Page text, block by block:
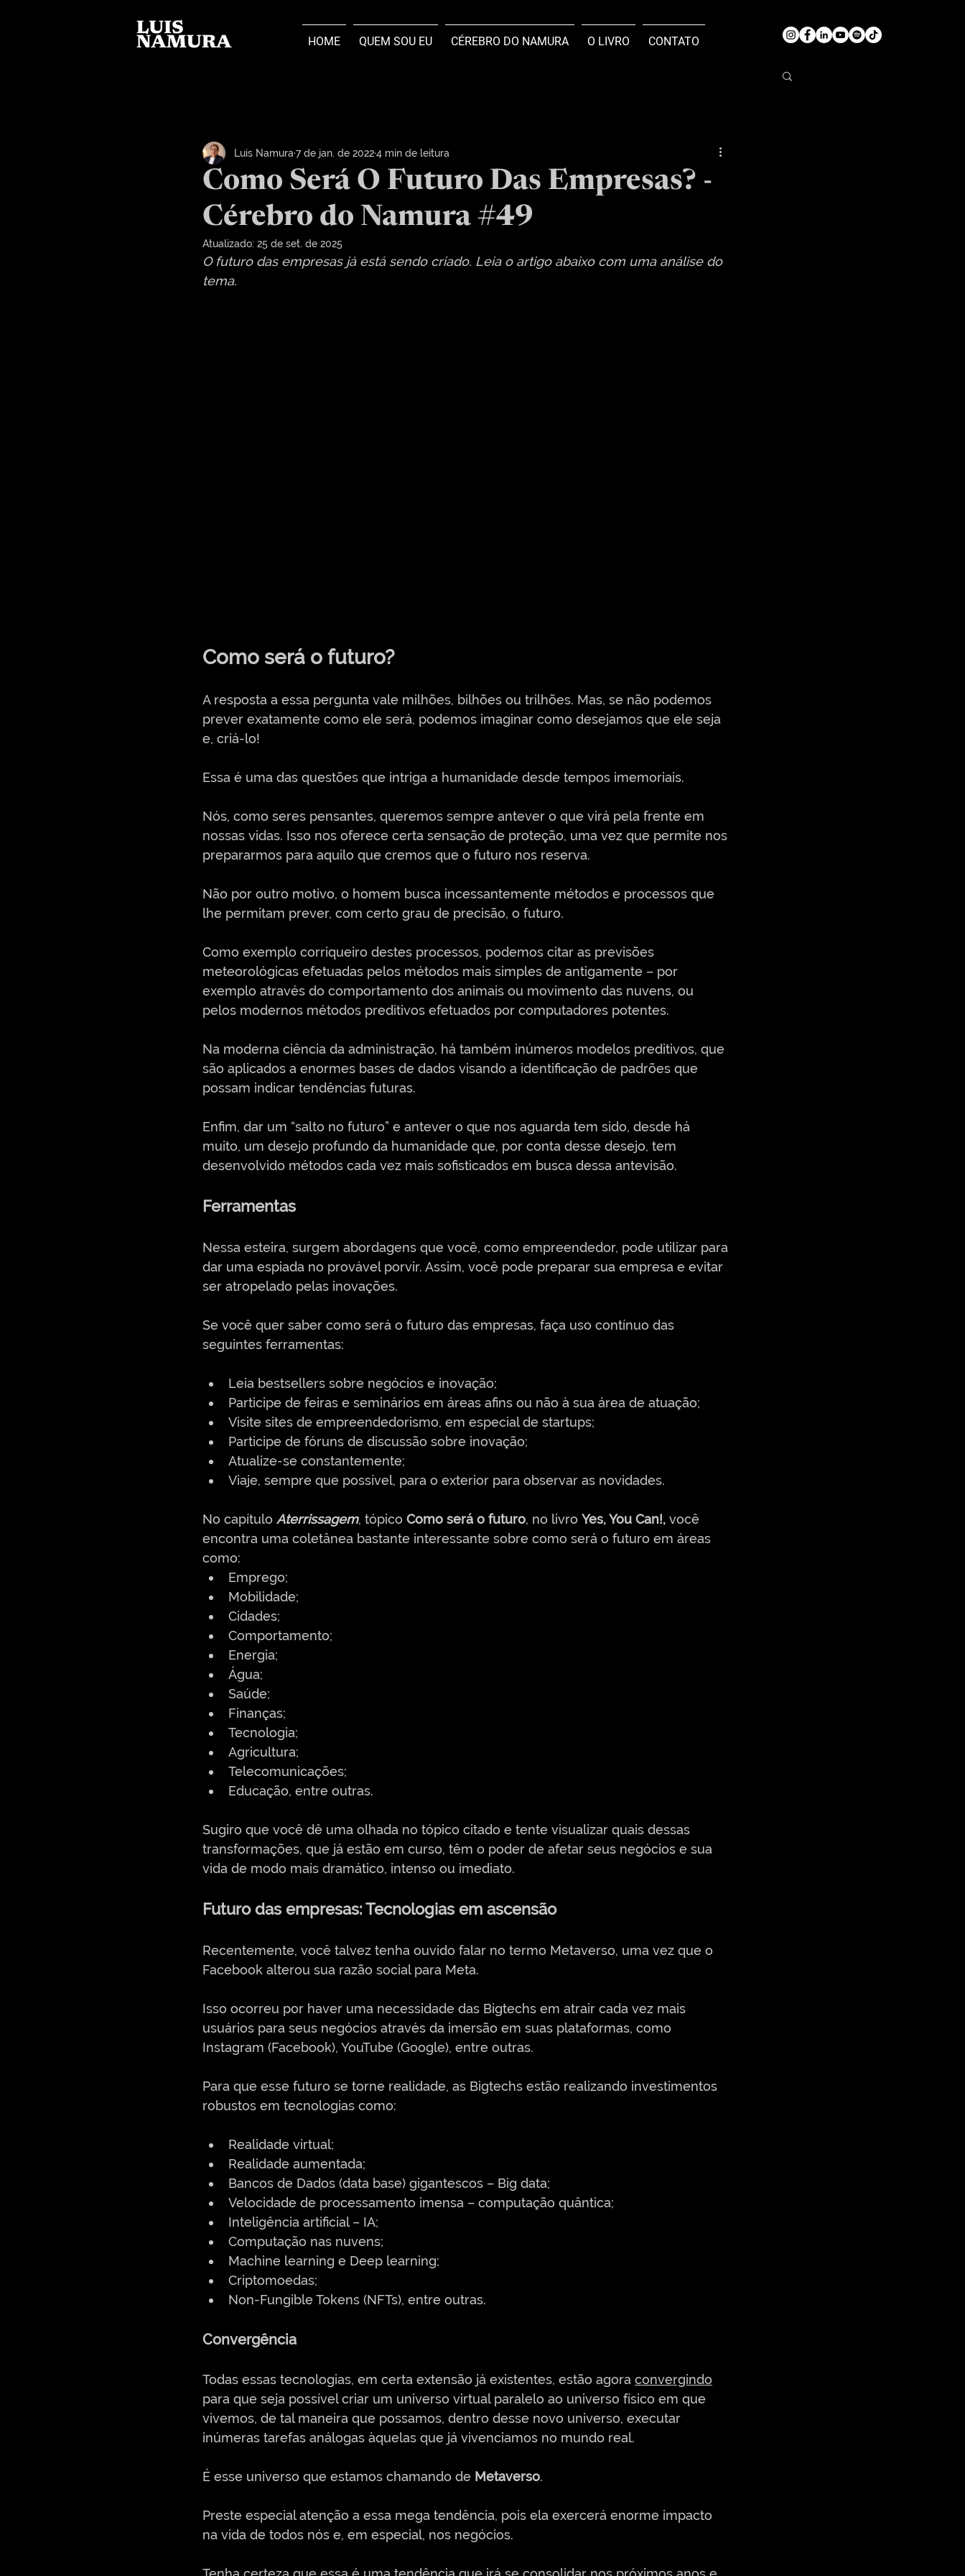
HOME QUEM SOU EU CÉREBRO DO NAMURA O LIVRO CONTATO
Como Será O Futuro Das Empresas? -
Cérebro do Namura #49
Luis Namura 7 de jan. de 20224 min de leitura
Atualizado: 25 de set. de 2025
O futuro das empresas já está sendo criado. Leia o artigo abaixo com uma análise do
tema.
Como será o futuro?
A resposta a essa pergunta vale milhões, bilhões ou trilhões. Mas, se não podemos
prever exatamente como ele será, podemos imaginar como desejamos que ele seja
e, criá-lo!
Essa é uma das questões que intriga a humanidade desde tempos imemoriais.
Nós, como seres pensantes, queremos sempre antever o que virá pela frente em
nossas vidas. Isso nos oferece certa sensação de proteção, uma vez que permite nos
prepararmos para aquilo que cremos que o futuro nos reserva.
Não por outro motivo, o homem busca incessantemente métodos e processos que
lhe permitam prever, com certo grau de precisão, o futuro.
Como exemplo corriqueiro destes processos, podemos citar as previsões
meteorológicas efetuadas pelos métodos mais simples de antigamente – por
exemplo através do comportamento dos animais ou movimento das nuvens, ou
pelos modernos métodos preditivos efetuados por computadores potentes.
Na moderna ciência da administração, há também inúmeros modelos preditivos, que
são aplicados a enormes bases de dados visando a identificação de padrões que
possam indicar tendências futuras.
Enfim, dar um “salto no futuro” e antever o que nos aguarda tem sido, desde há
muito, um desejo profundo da humanidade que, por conta desse desejo, tem
desenvolvido métodos cada vez mais sofisticados em busca dessa antevisão.
Ferramentas
Nessa esteira, surgem abordagens que você, como empreendedor, pode utilizar para
dar uma espiada no provável porvir. Assim, você pode preparar sua empresa e evitar
ser atropelado pelas inovações.
Se você quer saber como será o futuro das empresas, faça uso contínuo das
seguintes ferramentas:
Leia bestsellers sobre negócios e inovação;
Participe de feiras e seminários em áreas afins ou não à sua área de atuação;
Visite sites de empreendedorismo, em especial de startups;
Participe de fóruns de discussão sobre inovação;
Atualize-se constantemente;
Viaje, sempre que possível, para o exterior para observar as novidades.
No capítulo Aterrissagem, tópico Como será o futuro, no livro Yes, You Can!, você
encontra uma coletânea bastante interessante sobre como será o futuro em áreas
como:
Emprego;
Mobilidade;
Cidades;
Comportamento;
Energia;
Água;
Saúde;
Finanças;
Tecnologia;
Agricultura;
Telecomunicações;
Educação, entre outras.
Sugiro que você dê uma olhada no tópico citado e tente visualizar quais dessas
transformações, que já estão em curso, têm o poder de afetar seus negócios e sua
vida de modo mais dramático, intenso ou imediato.
Futuro das empresas: Tecnologias em ascensão
Recentemente, você talvez tenha ouvido falar no termo Metaverso, uma vez que o
Facebook alterou sua razão social para Meta.
Isso ocorreu por haver uma necessidade das Bigtechs em atrair cada vez mais
usuários para seus negócios através da imersão em suas plataformas, como
Instagram (Facebook), YouTube (Google), entre outras.
Para que esse futuro se torne realidade, as Bigtechs estão realizando investimentos
robustos em tecnologias como:
Realidade virtual;
Realidade aumentada;
Bancos de Dados (data base) gigantescos – Big data;
Velocidade de processamento imensa – computação quântica;
Inteligência artificial – IA;
Computação nas nuvens;
Machine learning e Deep learning;
Criptomoedas;
Non-Fungible Tokens (NFTs), entre outras.
Convergência
Todas essas tecnologias, em certa extensão já existentes, estão agora convergindo
para que seja possível criar um universo virtual paralelo ao universo físico em que
vivemos, de tal maneira que possamos, dentro desse novo universo, executar
inúmeras tarefas análogas àquelas que já vivenciamos no mundo real.
É esse universo que estamos chamando de Metaverso.
Preste especial atenção a essa mega tendência, pois ela exercerá enorme impacto
na vida de todos nós e, em especial, nos negócios.